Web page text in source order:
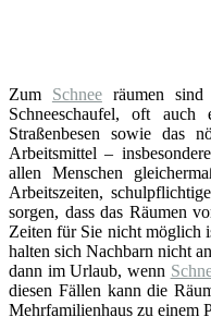
Zum Schneeräumen sind
Schneeschaufel, oft auch
Straßenbesen sowie das
Arbeitsmittel –
allen Menschen
Arbeitszeiten, schulpflichtige
sorgen, dass das Räumen
Zeiten für Sie nicht möglich
halten sich Nachbarn nicht
dann im Urlaub, wenn
diesen Fällen kann die
Mehrfamilienhaus zu einem